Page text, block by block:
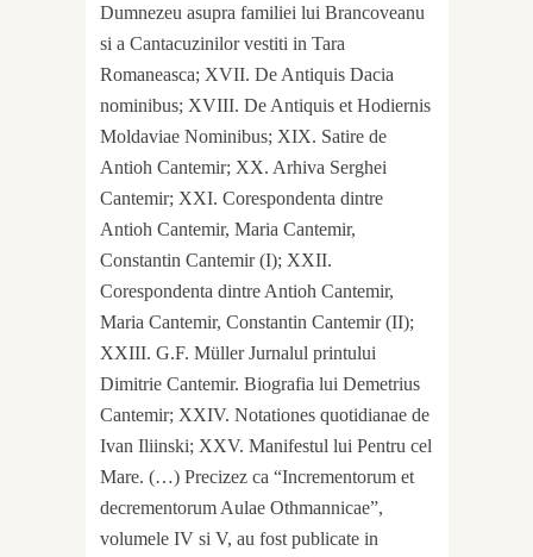
Dumnezeu asupra familiei lui Brancoveanu
si a Cantacuzinilor vestiti in Tara
Romaneasca; XVII. De Antiquis Dacia
nominibus; XVIII. De Antiquis et Hodiernis
Moldaviae Nominibus; XIX. Satire de
Antioh Cantemir; XX. Arhiva Serghei
Cantemir; XXI. Corespondenta dintre
Antioh Cantemir, Maria Cantemir,
Constantin Cantemir (I); XXII.
Corespondenta dintre Antioh Cantemir,
Maria Cantemir, Constantin Cantemir (II);
XXIII. G.F. Müller Jurnalul printului
Dimitrie Cantemir. Biografia lui Demetrius
Cantemir; XXIV. Notationes quotidianae de
Ivan Iliinski; XXV. Manifestul lui Pentru cel
Mare. (…) Precizez ca “Incrementorum et
decrementorum Aulae Othmannicae”,
volumele IV si V, au fost publicate in